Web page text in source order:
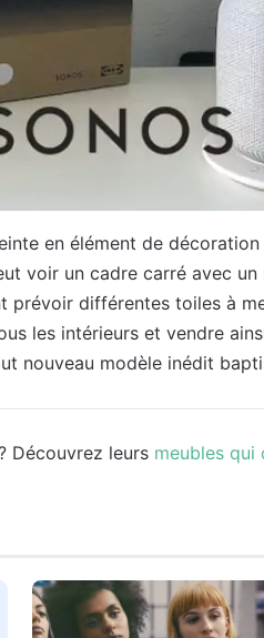
en élément de
voir un cadre carré avec
prévoir différentes toiles à
les intérieurs et vendre
nouveau modèle inédit
Découvrez leurs meubles qui